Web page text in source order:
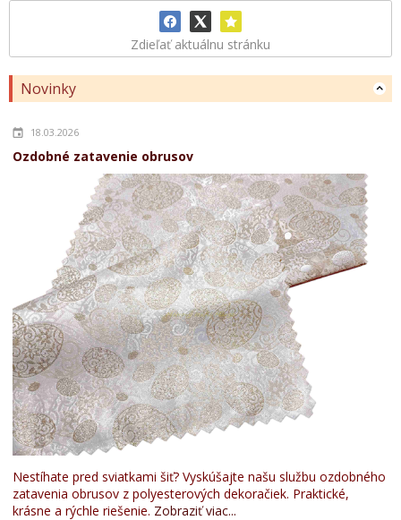
Zdieľať aktuálnu stránku
Novinky
18.03.2026
Ozdobné zatavenie obrusov
Nestíhate pred sviatkami šiť? Vyskúšajte našu službu ozdobného
zatavenia obrusov z polyesterových dekoračiek. Praktické,
krásne a rýchle riešenie. Zobraziť viac...